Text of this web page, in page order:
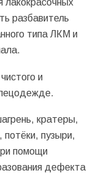
лакокрасочных
разбавитель
типа ЛКМ и
и
кратеры,
пузыри,
помощи
дефекта